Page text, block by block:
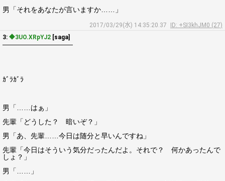
男「それをあなたが言いますか……」
2017/03/29(水) 14:35:20.37
ID: +SI3khJM0 (27)
3: ◆3UO.XRpYJ2 [saga]
――――――――――
ｶﾞﾗｶﾞﾗ
男「……はぁ」
先輩「どうした？ 暗いぞ？」
男「あ、先輩……今日は随分と早いんですね」
先輩「今日はそういう気分だったんだよ。それで？ 何かあったんで
しょ？」
男「……」